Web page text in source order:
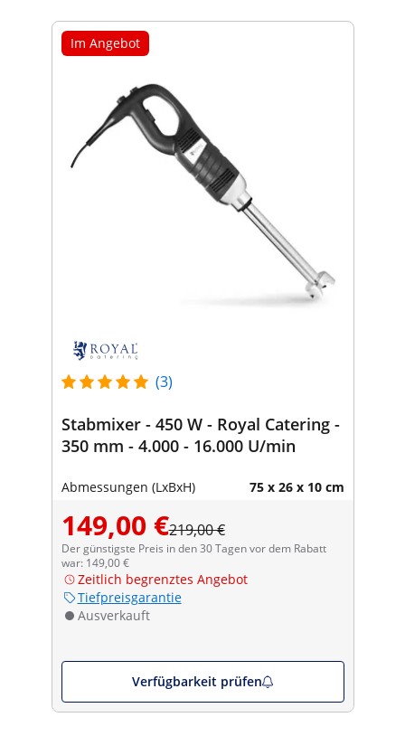
Im Angebot
(3)
Stabmixer - 450 W - Royal Catering -
350 mm - 4.000 - 16.000 U/min
Abmessungen (LxBxH) 75 x 26 x 10 cm
149,00 €219,00 €
Der günstigste Preis in den 30 Tagen vor dem Rabatt
war: 149,00 €
Zeitlich begrenztes Angebot
Tiefpreisgarantie
Ausverkauft
Verfügbarkeit prüfen